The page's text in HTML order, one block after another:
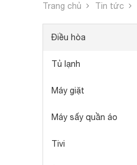
Trang chủ Tin tức
Điều hòa
Tủ lạnh
Máy giặt
Máy sấy quần áo
Tivi